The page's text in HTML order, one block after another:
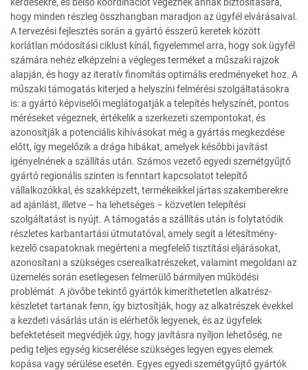
hogy minden részleg összhangban maradjon az ügyfél elvárásaival.
A tervezési fejlesztés során a gyártó ésszerű keretek között
korlátlan módosítási ciklust kínál, figyelemmel arra, hogy sok ügyfél
számára nehéz elképzelni a végleges terméket a műszaki rajzok
alapján, és hogy az iteratív finomítás optimális eredményeket hoz. A
műszaki támogatás kiterjed a helyszíni felmérési szolgáltatásokra
is: a gyártó képviselői meglátogatják a telepítés helyszínét, pontos
méréseket végeznek, értékelik a szerkezeti szempontokat, és
azonosítják a potenciális kihívásokat még a gyártás megkezdése
előtt, így megelőzik a drága hibákat, amelyek későbbi javítást
igényelnének a szállítás után. Számos vezető egyedi szemétgyűjtő
gyártó regionális szinten is fenntart kapcsolatot telepítő
vállalkozókkal, és szakképzett, termékeikkel jártas szakemberekre
ad ajánlást, illetve – ha lehetséges – közvetlen telepítési
szolgáltatást is nyújt. A támogatás a szállítás után is folytatódik
részletes karbantartási útmutatóval, amely segít a létesítmény-
kezelő csapatoknak megérteni a megfelelő tisztítási eljárásokat,
azonosítani a szükséges cserealkatrészeket, valamint megoldani az
üzemelés során esetlegesen felmerülő bármilyen működési
problémát. A jövőbe tekintő gyártók kimeríthetetlen alkatrész-
készletet tartanak fenn, így biztosítják, hogy az alkatrészek évekkel
a kezdeti vásárlás után is elérhetők legyenek, és az ügyfelek
befektetéseit megvédjék úgy, hogy javításra nyíljon lehetőség, ne
pedig teljes egység kicserélése szükséges legyen egyes elemek
kopása vagy sérülése esetén. Egyes egyedi szemétgyűjtő gyártók